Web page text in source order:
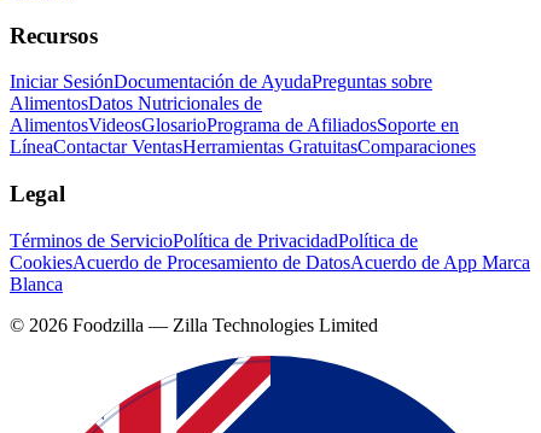
Recursos
Iniciar SesiónDocumentación de AyudaPreguntas sobre
AlimentosDatos Nutricionales de
AlimentosVideosGlosarioPrograma de AfiliadosSoporte en
LíneaContactar VentasHerramientas GratuitasComparaciones
Legal
Términos de ServicioPolítica de PrivacidadPolítica de
CookiesAcuerdo de Procesamiento de DatosAcuerdo de App Marca
Blanca
© 2026 Foodzilla — Zilla Technologies Limited